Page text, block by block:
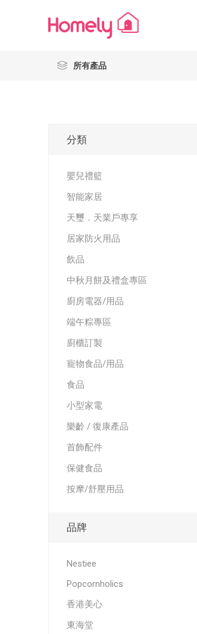
所有產品
半島酒店
LINKSYS
分類
嬰兒禮籃
智能家居
天璽．天業戶專享
居家防火用品
飲品
中秋月餅及禮盒專區
廚房電器/用品
端午粽專區
廚櫃訂製
寵物食品/用品
食品
小型家電
樂齡 / 復康產品
首飾配件
保健食品
按摩/舒壓用品
品牌
Nestiee
Popcornholics
香港美心
東海堂